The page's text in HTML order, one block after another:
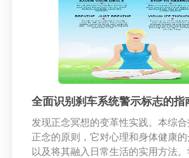
用技巧：发现通过积极倾听和量身定
法更好地参与的策略。今天就提升您
能，以促进更清晰的联系并在所有互
全面识别刹车系统警示标志的指
发现正念冥想的变革性实践。本综
正念的原则，它对心理和身体健康的
以及将其融入日常生活的实用方法。